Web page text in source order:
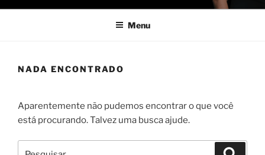
Menu
NADA ENCONTRADO
Aparentemente não pudemos encontrar o que você
está procurando. Talvez uma busca ajude.